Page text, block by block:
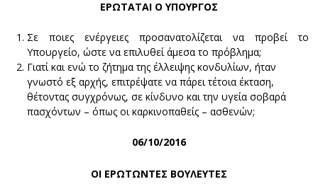
ΕΡΩΤΑΤΑΙ Ο ΥΠΟΥΡΓΟΣ
Σε ποιες ενέργειες προσανατολίζεται να προβεί το
Υπουργείο, ώστε να επιλυθεί άμεσα το πρόβλημα;
Γιατί και ενώ το ζήτημα της έλλειψης κονδυλίων, ήταν
γνωστό εξ αρχής, επιτρέψατε να πάρει τέτοια έκταση,
θέτοντας συγχρόνως, σε κίνδυνο και την υγεία σοβαρά
πασχόντων – όπως οι καρκινοπαθείς – ασθενών;
06/10/2016
ΟΙ ΕΡΩΤΩΝΤΕΣ ΒΟΥΛΕΥΤΕΣ